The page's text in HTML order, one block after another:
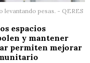
levantando pesas. - QERES
espacios
y mantener
permiten mejorar